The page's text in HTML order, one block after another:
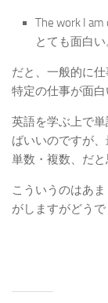
The work I
とても面白い
だと、一般的に
特定の仕事が面白
英語を学ぶ上で
ばいいのですが
単数・複数、だと
こういうのはあ
がしますがどうで